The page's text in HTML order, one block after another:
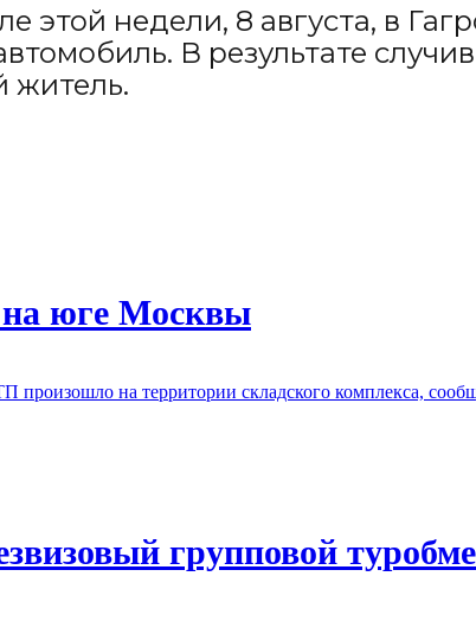
этой недели, 8 августа, в
В результате
житель.
на юге Москвы
на территории складского комплекса,
групповой